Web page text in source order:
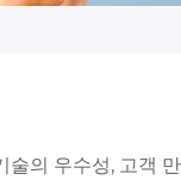
술의 우수성, 고객